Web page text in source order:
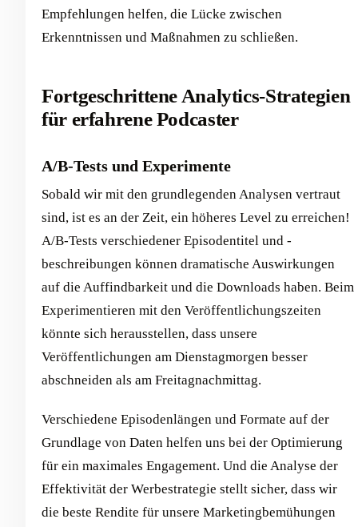
Empfehlungen helfen, die Lücke zwischen
Erkenntnissen und Maßnahmen zu schließen.
Fortgeschrittene Analytics-Strategien
für erfahrene Podcaster
A/B-Tests und Experimente
Sobald wir mit den grundlegenden Analysen vertraut
sind, ist es an der Zeit, ein höheres Level zu erreichen!
A/B-Tests verschiedener Episodentitel und -
beschreibungen können dramatische Auswirkungen
auf die Auffindbarkeit und die Downloads haben. Beim
Experimentieren mit den Veröffentlichungszeiten
könnte sich herausstellen, dass unsere
Veröffentlichungen am Dienstagmorgen besser
abschneiden als am Freitagnachmittag.
Verschiedene Episodenlängen und Formate auf der
Grundlage von Daten helfen uns bei der Optimierung
für ein maximales Engagement. Und die Analyse der
Effektivität der Werbestrategie stellt sicher, dass wir
die beste Rendite für unsere Marketingbemühungen